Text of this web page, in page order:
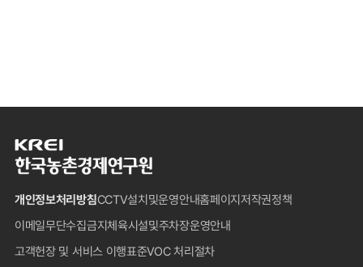
한
국
촌
경
제
연
개인정보처리방침CCTV설치및운영안내홈페이지저작권정책
이메일무단수집금지체육시설및주차장운영안내
고객헌장 및 서비스 이행표준VOC 처리절차